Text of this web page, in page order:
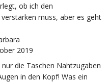
ob ich den
muss, aber es geht
2019
die Taschen Nahtzugaben
in den Kopf! Was ein